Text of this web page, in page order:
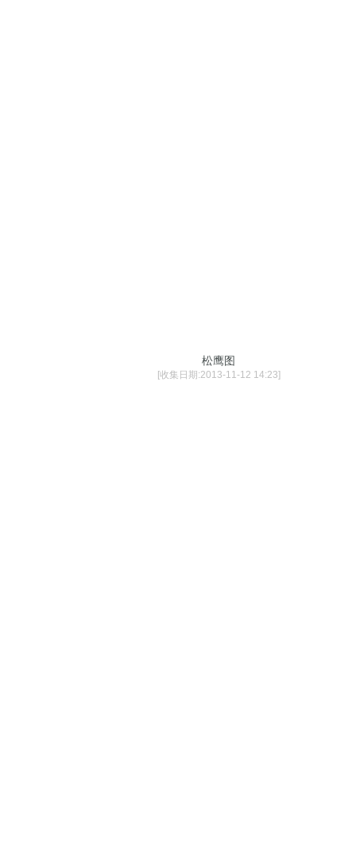
松鹰图
[收集日期:2013-11-12 14:23]